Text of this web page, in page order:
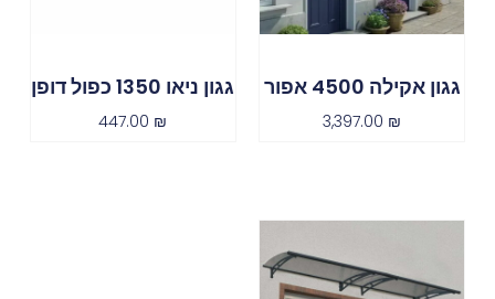
גגון אקילה 4500 אפור
3,397.00 ₪
גגון ניאו 1350 כפול דופן
447.00 ₪